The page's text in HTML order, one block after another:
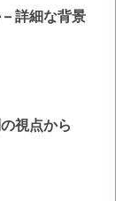
詳細な背景
視点から